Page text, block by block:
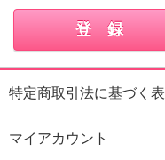
特定商取引法に基づく表
マイアカウント